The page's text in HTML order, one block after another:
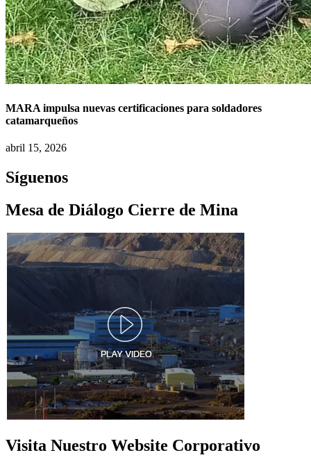
MARA impulsa nuevas certificaciones para soldadores
catamarqueños
abril 15, 2026
Síguenos
Mesa de Diálogo Cierre de Mina
Visita Nuestro Website Corporativo